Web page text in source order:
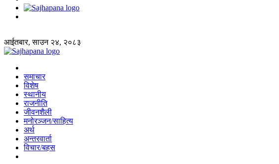
आईतबार, साउन २४, २०८३
समाचार
विशेष
स्थानीय
राजनीति
जीवनशैली
मनोरञ्जन/साहित्य
अर्थ
अन्तरवार्ता
विचार/बहस